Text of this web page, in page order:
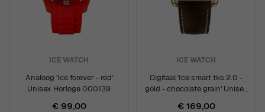
ICE WATCH
Analoog 'Ice forever - red'
Unisex Horloge 000139
€ 99,00
ICE WATCH
Digitaal 'Ice smart tks 2.0 -
gold - chocolate grain' Unisex
€ 169,00